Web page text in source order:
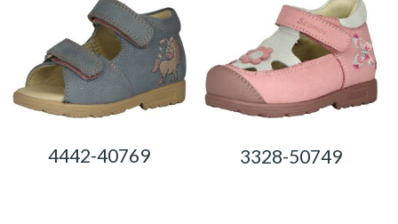
4442-40769 3328-50749